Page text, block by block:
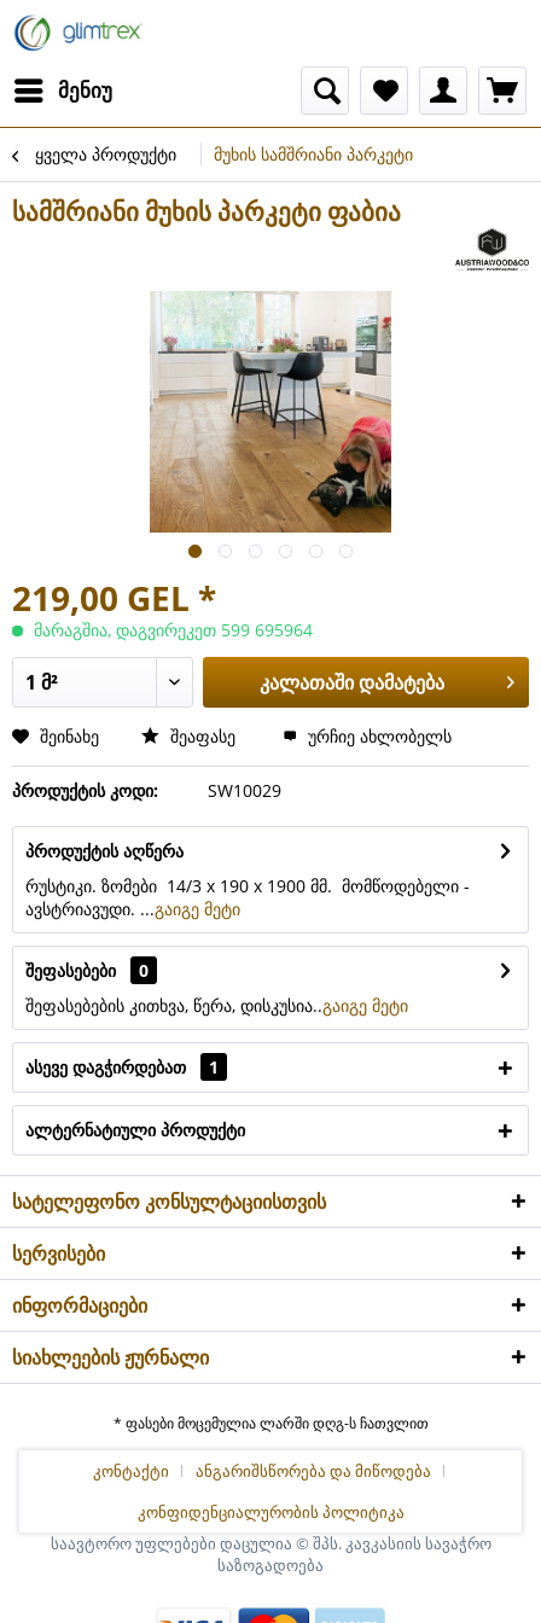
მენიუ
ყველა პროდუქტი მუხის სამშრიანი პარკეტი
სამშრიანი მუხის პარკეტი ფაბია
219,00 GEL *
მარაგშია, დაგვირეკეთ 599 695964
კალათაში დამატება
შეინახე შეაფასე ურჩიე ახლობელს
პროდუქტის კოდი: SW10029
პროდუქტის აღწერა
რუსტიკი. ზომები 14/3 x 190 x 1900 მმ. მომწოდებელი -
ავსტრიავუდი. ...გაიგე მეტი
შეფასებები
0
შეფასებების კითხვა, წერა, დისკუსია..გაიგე მეტი
ასევე დაგჭირდებათ 1
ალტერნატიული პროდუქტი
სატელეფონო კონსულტაციისთვის
სერვისები
ინფორმაციები
სიახლეების ჟურნალი
* ფასები მოცემულია ლარში დღგ-ს ჩათვლით
კონტაქტი
ანგარიშსწორება და მიწოდება
კონფიდენციალურობის პოლიტიკა
საავტორო უფლებები დაცულია © შპს. კავკასიის სავაჭრო
საზოგადოება